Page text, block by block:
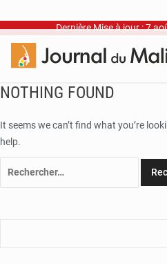
Dernière Mise à jour : 7
NOTHING FOUND
It seems we can’t find what you’re
help.